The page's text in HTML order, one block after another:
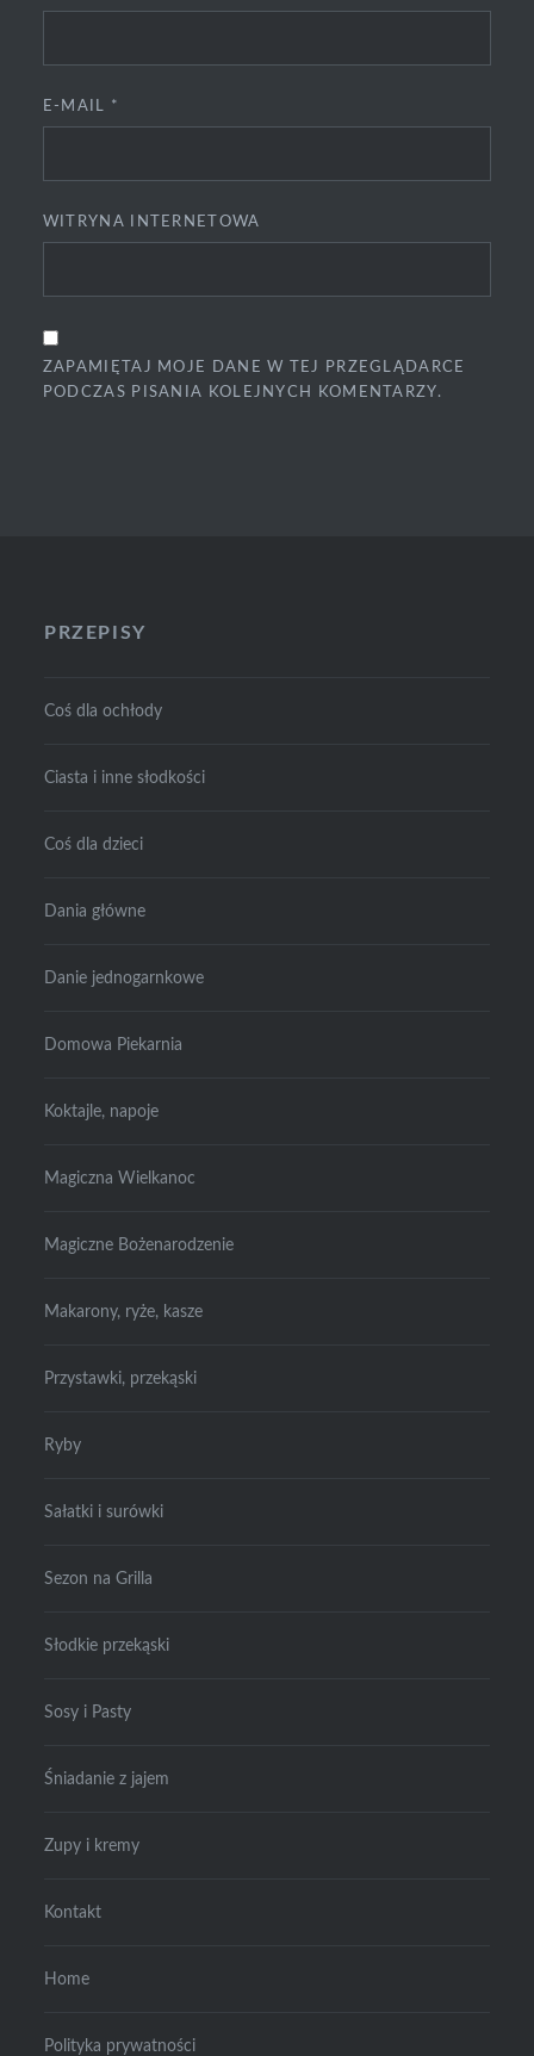
E-MAIL *
WITRYNA INTERNETOWA
ZAPAMIĘTAJ MOJE DANE W TEJ PRZEGLĄDARCE
PODCZAS PISANIA KOLEJNYCH KOMENTARZY.
PRZEPISY
Coś dla ochłody
Ciasta i inne słodkości
Coś dla dzieci
Dania główne
Danie jednogarnkowe
Domowa Piekarnia
Koktajle, napoje
Magiczna Wielkanoc
Magiczne Bożenarodzenie
Makarony, ryże, kasze
Przystawki, przekąski
Ryby
Sałatki i surówki
Sezon na Grilla
Słodkie przekąski
Sosy i Pasty
Śniadanie z jajem
Zupy i kremy
Kontakt
Home
Polityka prywatności